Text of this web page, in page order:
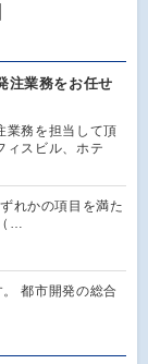
注業務をお任せ
業務を担当して頂
ィスビル、ホテ
れかの項目を満た
…
都市開発の総合